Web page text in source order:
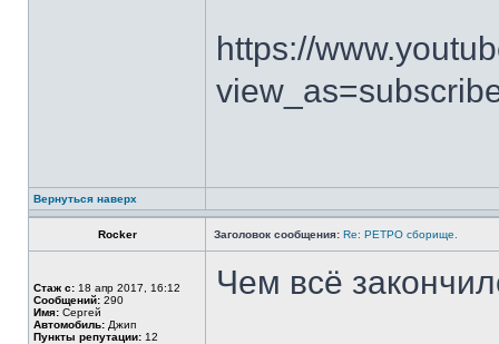
https://
Вернуться наверх
Rocker Заголовок сообщения: Re: РЕТРО сборище.
Стаж с: 18 апр 2017, 16:12
Сообщений: 290
Имя: Сергей
Автомобиль: Джип
Пункты репутации: 12
Чем всё